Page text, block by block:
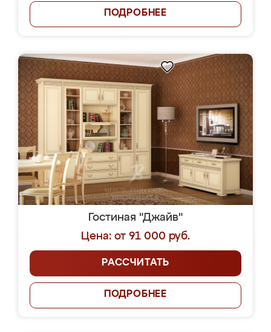
ПОДРОБНЕЕ
Гостиная "Джайв"
Цена: от 91 000 руб.
РАССЧИТАТЬ
ПОДРОБНЕЕ